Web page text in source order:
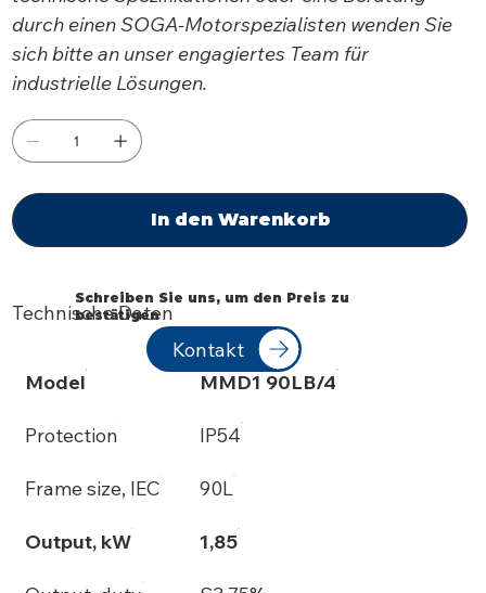
durch einen SOGA-Motorspezialisten wenden Sie
sich bitte an unser engagiertes Team für
industrielle Lösungen.
In den Warenkorb
Technische Daten
Model MMD1 90LB/4
Protection IP54
Frame size, IEC 90L
Output, kW 1,85
Schreiben Sie uns, um den Preis zu
bestätigen
Kontakt